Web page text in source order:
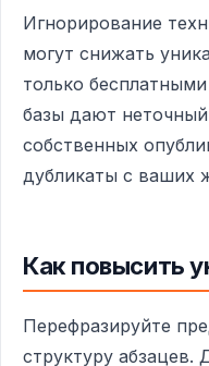
Игнорирование
могут снижать
только
базы дают неточный
собственных
дубликаты с ваших
Как повысить
Перефразируйте
структуру абзацев.